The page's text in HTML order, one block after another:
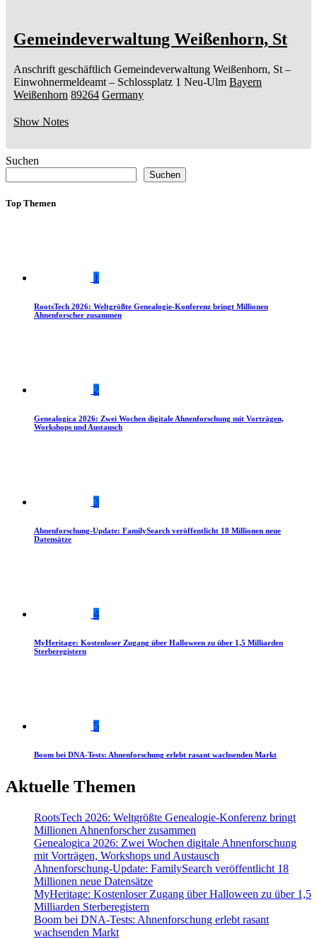
Gemeindeverwaltung Weißenhorn, St
Anschrift geschäftlich Gemeindeverwaltung Weißenhorn, St –
Einwohnermeldeamt – Schlossplatz 1 Neu-Ulm Bayern
Weißenhorn 89264 Germany
Show Notes
Suchen
Suchen
Top Themen
1
RootsTech 2026: Weltgrößte Genealogie-Konferenz bringt Millionen
Ahnenforscher zusammen
2
Genealogica 2026: Zwei Wochen digitale Ahnenforschung mit Vorträgen,
Workshops und Austausch
3
Ahnenforschung-Update: FamilySearch veröffentlicht 18 Millionen neue
Datensätze
4
MyHeritage: Kostenloser Zugang über Halloween zu über 1,5 Milliarden
Sterberegistern
5
Boom bei DNA-Tests: Ahnenforschung erlebt rasant wachsenden Markt
Aktuelle Themen
RootsTech 2026: Weltgrößte Genealogie-Konferenz bringt
Millionen Ahnenforscher zusammen
Genealogica 2026: Zwei Wochen digitale Ahnenforschung
mit Vorträgen, Workshops und Austausch
Ahnenforschung-Update: FamilySearch veröffentlicht 18
Millionen neue Datensätze
MyHeritage: Kostenloser Zugang über Halloween zu über 1,5
Milliarden Sterberegistern
Boom bei DNA-Tests: Ahnenforschung erlebt rasant
wachsenden Markt